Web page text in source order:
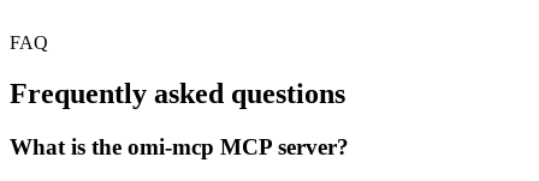
FAQ
Frequently asked questions
What is the omi-mcp MCP server?